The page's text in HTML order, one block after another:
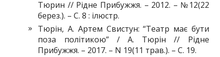
Тюрин // Рідне Прибужжя. – 2012. – №12(22
берез.). – С. 8 : ілюстр.
Тюрін, А. Артем Свистун: “Театр має бути
поза політикою” / А. Тюрін // Рідне
Прибужжя. – 2017. – N 19(11 трав.). – С. 19.